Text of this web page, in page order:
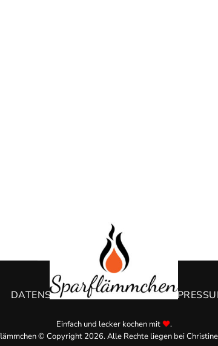
DATENSCHUTZERKLÄRUNG
Einfach und lecker kochen mit
.
© Copyright 2026. Alle Rechte liegen bei